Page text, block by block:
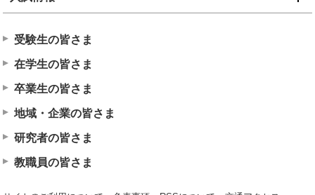
受験生の皆さま
在学生の皆さま
卒業生の皆さま
地域・企業の皆さま
研究者の皆さま
教職員の皆さま